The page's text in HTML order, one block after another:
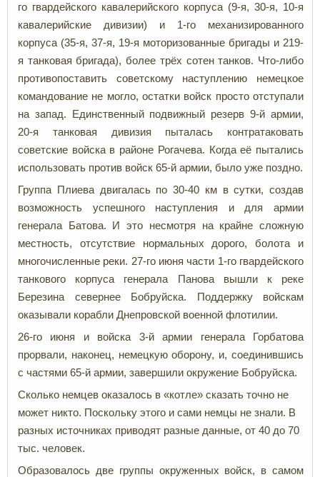
го гвардейского кавалерийского корпуса (9-я, 30-я, 10-я
кавалерийские дивизии) и 1-го механизированного
корпуса (35-я, 37-я, 19-я моторизованные бригады и 219-
я танковая бригада), более трёх сотен танков. Что-либо
противопоставить советскому наступлению немецкое
командование не могло, остатки войск просто отступали
на запад. Единственный подвижный резерв 9-й армии,
20-я танковая дивизия пыталась контратаковать
советские войска в районе Рогачева. Когда её пытались
использовать против войск 65-й армии, было уже поздно.
Группа Плиева двигалась по 30-40 км в сутки, создав
возможность успешного наступления и для армии
генерала Батова. И это несмотря на крайне сложную
местность, отсутствие нормальных дорого, болота и
многочисленные реки. 27-го июня части 1-го гвардейского
танкового корпуса генерала Панова вышли к реке
Березина севернее Бобруйска. Поддержку войскам
оказывали корабли Днепровской военной флотилии.
26-го июня и войска 3-й армии генерала Горбатова
прорвали, наконец, немецкую оборону, и, соединившись
с частями 65-й армии, завершили окружение Бобруйска.
Сколько немцев оказалось в «котле» сказать точно не
может никто. Поскольку этого и сами немцы не знали. В
разных источниках приводят разные данные, от 40 до 70
тыс. человек.
Образовалось две группы окруженных войск, в самом